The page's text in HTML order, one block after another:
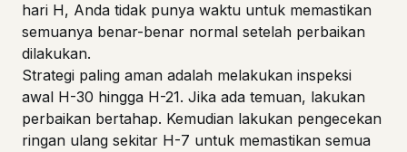
hari H, Anda tidak punya waktu untuk memastikan
semuanya benar-benar normal setelah perbaikan
dilakukan.
Strategi paling aman adalah melakukan inspeksi
awal H-30 hingga H-21. Jika ada temuan, lakukan
perbaikan bertahap. Kemudian lakukan pengecekan
ringan ulang sekitar H-7 untuk memastikan semua